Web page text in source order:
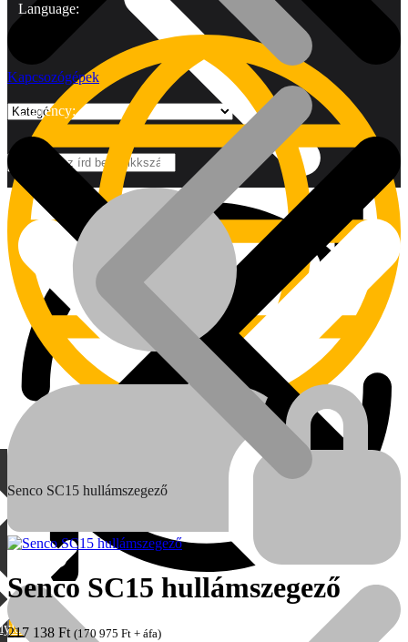
Márkák
Language:
Currency:
Kapcsozógépek
Senco SC15 hullámszegező
Senco SC15 hullámszegező
217 138 Ft (170 975 Ft + áfa)